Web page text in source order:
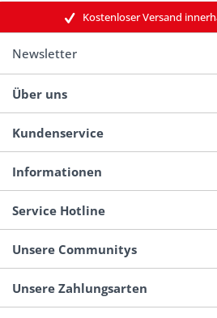
Kostenloser Versand
Newsletter
Über uns
Kundenservice
Informationen
Service Hotline
Unsere Communitys
Unsere Zahlungsarten